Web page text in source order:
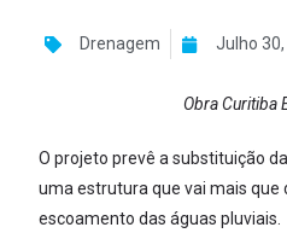
Drenagem Julho
Obra Curitiba
O projeto prevê a substituição
uma estrutura que vai mais que
escoamento das águas pluviais.